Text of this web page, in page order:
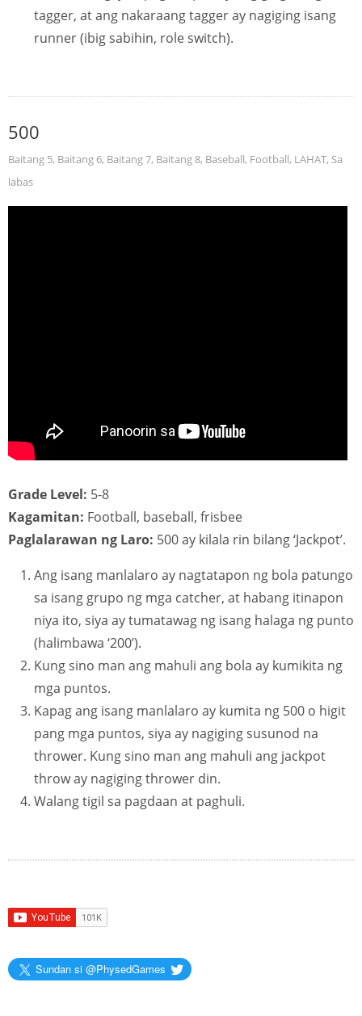
tagger, at ang nakaraang tagger ay nagiging isang
runner (ibig sabihin, role switch).
500
Baitang 5, Baitang 6, Baitang 7, Baitang 8, Baseball, Football, LAHAT, Sa
labas
Grade Level: 5-8
Kagamitan: Football, baseball, frisbee
Paglalarawan ng Laro: 500 ay kilala rin bilang ‘Jackpot’.
Ang isang manlalaro ay nagtatapon ng bola patungo
sa isang grupo ng mga catcher, at habang itinapon
niya ito, siya ay tumatawag ng isang halaga ng punto
(halimbawa ‘200’).
Kung sino man ang mahuli ang bola ay kumikita ng
mga puntos.
Kapag ang isang manlalaro ay kumita ng 500 o higit
pang mga puntos, siya ay nagiging susunod na
thrower. Kung sino man ang mahuli ang jackpot
throw ay nagiging thrower din.
Walang tigil sa pagdaan at paghuli.
Sundan si @PhysedGames